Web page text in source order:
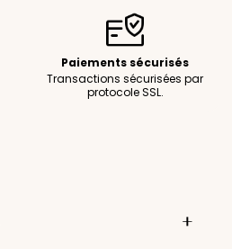
Paiements sécurisés
Transactions sécurisées par
protocole SSL.